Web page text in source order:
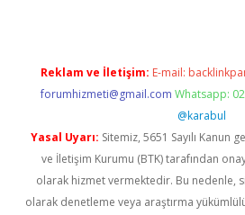
Reklam ve İletişim: E-mail:
forumhizmeti@gmail.com Whatsapp:
@karabul
Yasal Uyarı: Sitemiz, 5651 Sayılı Kanun
ve İletişim Kurumu (BTK) tarafından
olarak hizmet vermektedir. Bu nedenle,
olarak denetleme veya araştırma